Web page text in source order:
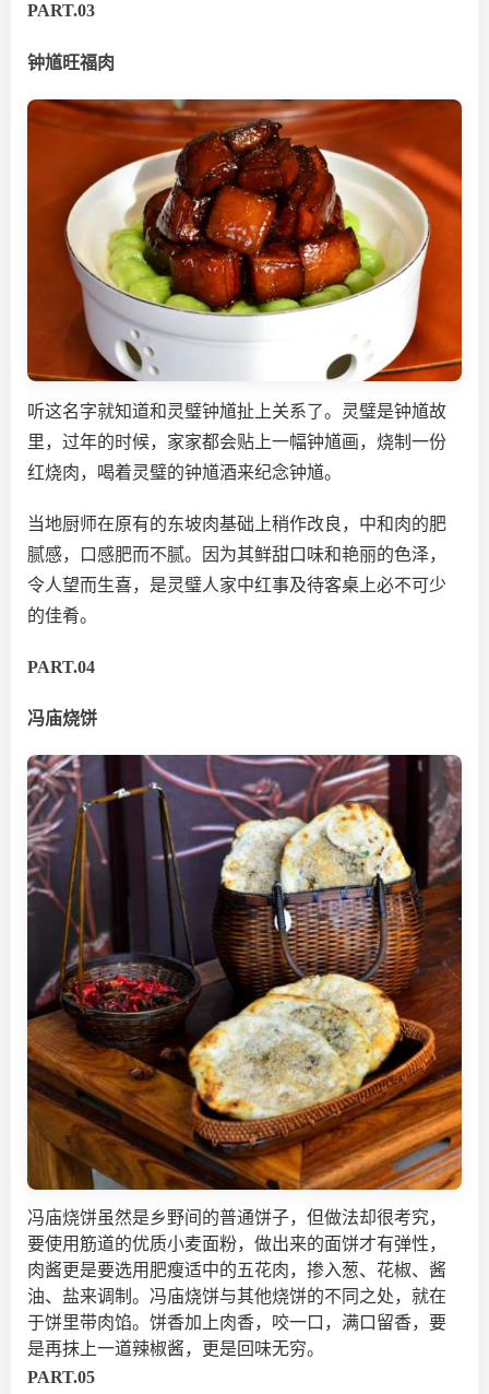
PART.03
钟馗旺福肉
听这名字就知道和灵璧钟馗扯上关系了。灵璧是钟馗故
里，过年的时候，家家都会贴上一幅钟馗画，烧制一份
红烧肉，喝着灵璧的钟馗酒来纪念钟馗。
当地厨师在原有的东坡肉基础上稍作改良，中和肉的肥
腻感，口感肥而不腻。因为其鲜甜口味和艳丽的色泽，
令人望而生喜，是灵璧人家中红事及待客桌上必不可少
的佳肴。
PART.04
冯庙烧饼
冯庙烧饼虽然是乡野间的普通饼子，但做法却很考究，
要使用筋道的优质小麦面粉，做出来的面饼才有弹性，
肉酱更是要选用肥瘦适中的五花肉，掺入葱、花椒、酱
油、盐来调制。冯庙烧饼与其他烧饼的不同之处，就在
于饼里带肉馅。饼香加上肉香，咬一口，满口留香，要
是再抹上一道辣椒酱，更是回味无穷。
PART.05